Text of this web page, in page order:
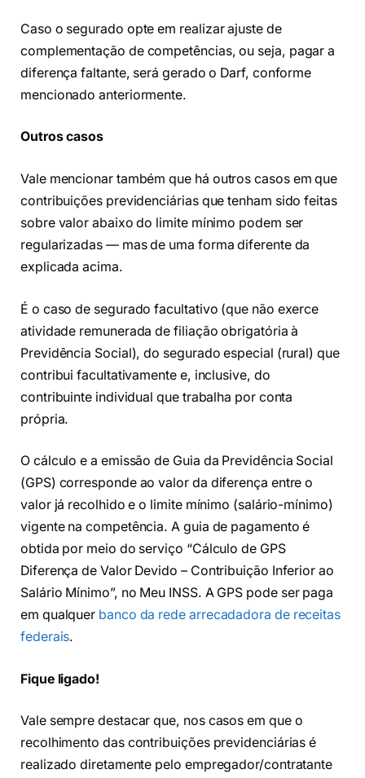
Caso o segurado opte em realizar ajuste de
complementação de competências, ou seja, pagar a
diferença faltante, será gerado o Darf, conforme
mencionado anteriormente.
Outros casos
Vale mencionar também que há outros casos em que
contribuições previdenciárias que tenham sido feitas
sobre valor abaixo do limite mínimo podem ser
regularizadas — mas de uma forma diferente da
explicada acima.
É o caso de segurado facultativo (que não exerce
atividade remunerada de filiação obrigatória à
Previdência Social), do segurado especial (rural) que
contribui facultativamente e, inclusive, do
contribuinte individual que trabalha por conta
própria.
O cálculo e a emissão de Guia da Previdência Social
(GPS) corresponde ao valor da diferença entre o
valor já recolhido e o limite mínimo (salário-mínimo)
vigente na competência. A guia de pagamento é
obtida por meio do serviço “Cálculo de GPS
Diferença de Valor Devido – Contribuição Inferior ao
Salário Mínimo”, no Meu INSS. A GPS pode ser paga
em qualquer banco da rede arrecadadora de receitas
federais.
Fique ligado!
Vale sempre destacar que, nos casos em que o
recolhimento das contribuições previdenciárias é
realizado diretamente pelo empregador/contratante